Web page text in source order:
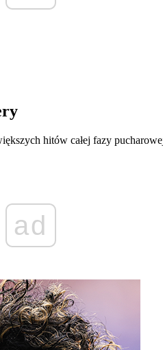
hitów całej fazy
ad